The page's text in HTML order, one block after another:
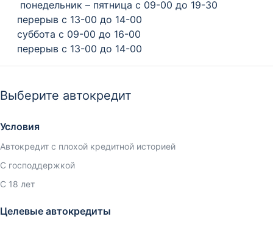
понедельник – пятница с 09-00 до 19-30
перерыв с 13-00 до 14-00
суббота с 09-00 до 16-00
перерыв с 13-00 до 14-00
Выберите автокредит
Условия
Автокредит с плохой кредитной историей
С господдержкой
С 18 лет
Целевые автокредиты